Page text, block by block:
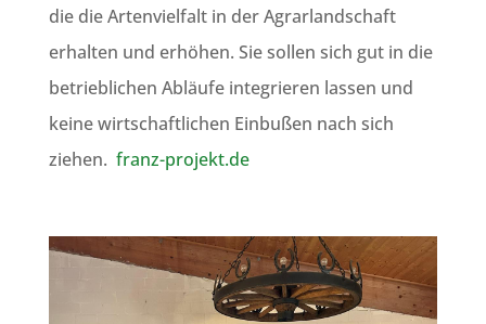
die die Artenvielfalt in der Agrarlandschaft
erhalten und erhöhen. Sie sollen sich gut in die
betrieblichen Abläufe integrieren lassen und
keine wirtschaftlichen Einbußen nach sich
ziehen. franz-projekt.de